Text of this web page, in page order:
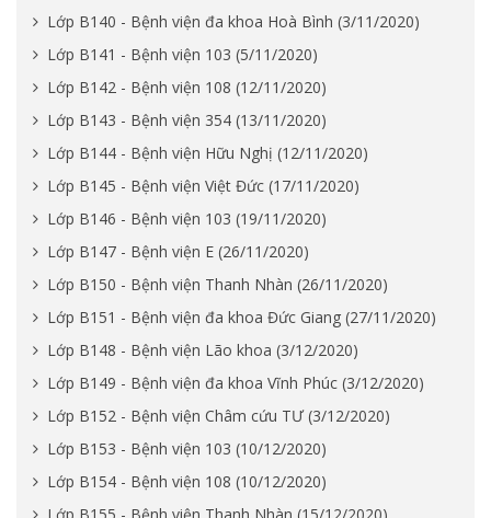
Lớp B140 - Bệnh viện đa khoa Hoà Bình (3/11/2020)
Lớp B141 - Bệnh viện 103 (5/11/2020)
Lớp B142 - Bệnh viện 108 (12/11/2020)
Lớp B143 - Bệnh viện 354 (13/11/2020)
Lớp B144 - Bệnh viện Hữu Nghị (12/11/2020)
Lớp B145 - Bệnh viện Việt Đức (17/11/2020)
Lớp B146 - Bệnh viện 103 (19/11/2020)
Lớp B147 - Bệnh viện E (26/11/2020)
Lớp B150 - Bệnh viện Thanh Nhàn (26/11/2020)
Lớp B151 - Bệnh viện đa khoa Đức Giang (27/11/2020)
Lớp B148 - Bệnh viện Lão khoa (3/12/2020)
Lớp B149 - Bệnh viện đa khoa Vĩnh Phúc (3/12/2020)
Lớp B152 - Bệnh viện Châm cứu TƯ (3/12/2020)
Lớp B153 - Bệnh viện 103 (10/12/2020)
Lớp B154 - Bệnh viện 108 (10/12/2020)